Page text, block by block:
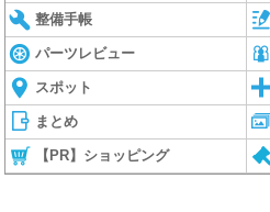
整備手帳
パーツレビュー
スポット
まとめ
【PR】ショッピング